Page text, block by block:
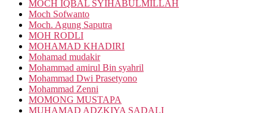
MOCH IQBAL SYIHABULMILLAH
Moch Sofwanto
Moch. Agung Saputra
MOH RODLI
MOHAMAD KHADIRI
Mohamad mudakir
Mohammad amirul Bin syahril
Mohammad Dwi Prasetyono
Mohammad Zenni
MOMONG MUSTAPA
MUHAMAD ADZKIYA SADALI